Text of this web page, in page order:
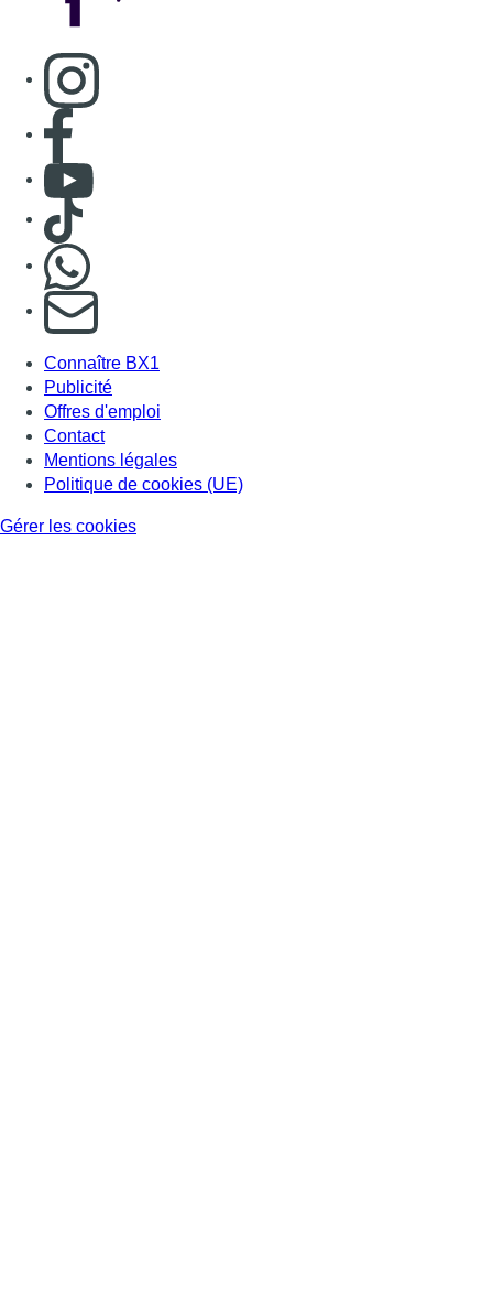
Consulter page Instagram
Consulter page Facebook
Consulter Youtube
Consulter TikTok
S'abonner à notre newsletter
Connaître BX1
Publicité
Offres d'emploi
Contact
Mentions légales
Politique de cookies (UE)
Gérer les cookies